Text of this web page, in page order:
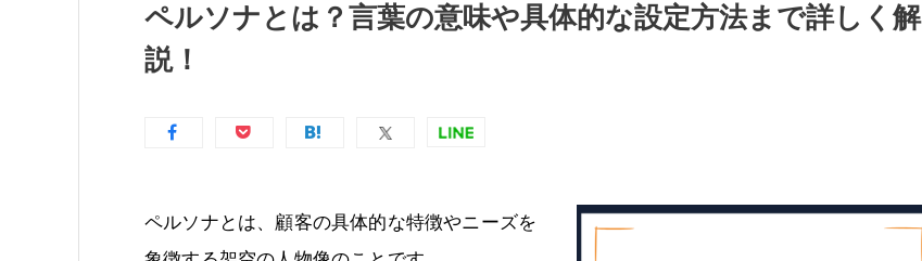
ペルソナとは？言葉の意味や具体的な設定方法まで詳しく解
説！
ペルソナとは、顧客の具体的な特徴やニーズを